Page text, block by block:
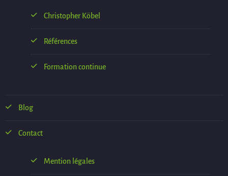
Christopher Köbel
Références
Formation continue
Blog
Contact
Mention légales